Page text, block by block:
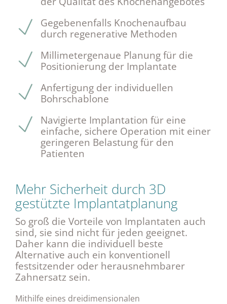
Gegebenenfalls Knochenaufbau
durch regenerative Methoden
Millimetergenaue Planung für die
Positionierung der Implantate
Anfertigung der individuellen
Bohrschablone
Navigierte Implantation für eine
einfache, sichere Operation mit einer
geringeren Belastung für den
Patienten
Mehr Sicherheit durch 3D
gestützte Implantatplanung
So groß die Vorteile von Implantaten auch
sind, sie sind nicht für jeden geeignet.
Daher kann die individuell beste
Alternative auch ein konventionell
festsitzender oder herausnehmbarer
Zahnersatz sein.
Mithilfe eines dreidimensionalen